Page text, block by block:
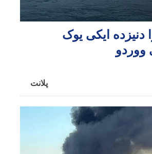
دنیزده ایکی یوک
پلانت